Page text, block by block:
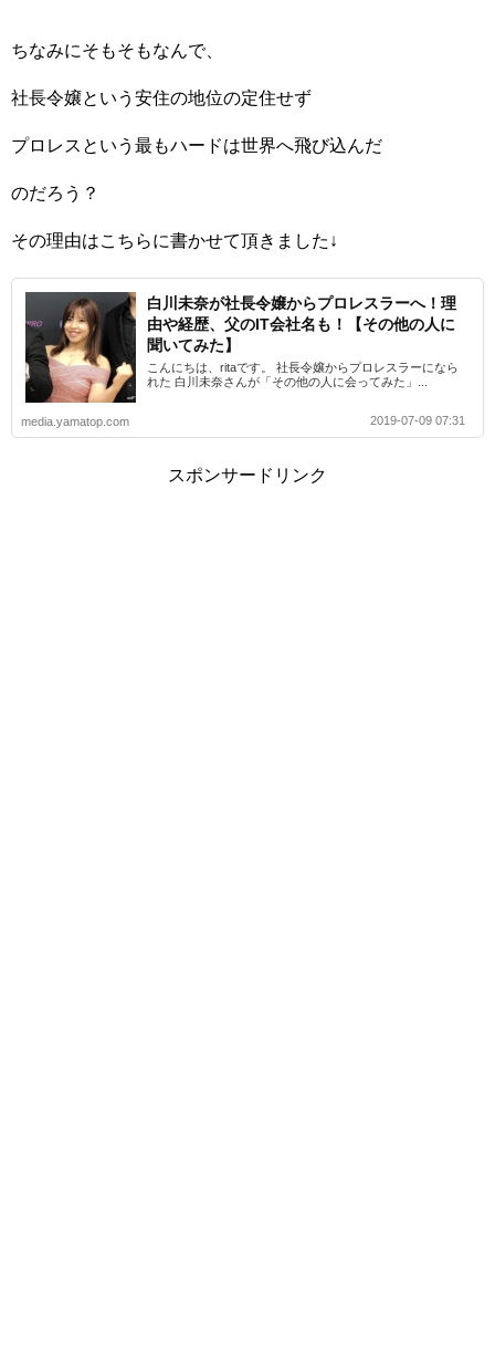
ちなみにそもそもなんで、
社長令嬢という安住の地位の定住せず
プロレスという最もハードは世界へ飛び込んだ
のだろう？
その理由はこちらに書かせて頂きました↓
白川未奈が社長令嬢からプロレスラーへ！理
由や経歴、父のIT会社名も！【その他の人に
聞いてみた】
こんにちは、ritaです。 社長令嬢からプロレスラーになら
れた 白川未奈さんが「その他の人に会ってみた」...
media.yamatop.com 2019-07-09 07:31
スポンサードリンク